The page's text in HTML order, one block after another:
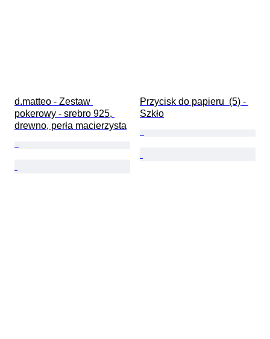
d.matteo - Zestaw
pokerowy - srebro 925,
drewno, perła macierzysta
Przycisk do papieru  (5) -
Szkło